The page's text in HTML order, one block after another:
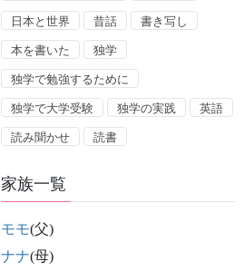
日本と世界 昔話 書き写し
本を書いた 独学
独学で勉強するために
独学で大学受験 独学の実践 英語
読み聞かせ 読書
家族一覧
モモ(父)
ナナ(母)